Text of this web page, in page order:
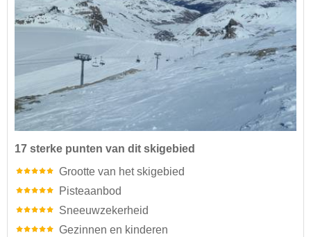
17 sterke punten van dit skigebied
Grootte van het skigebied
Pisteaanbod
Sneeuwzekerheid
Gezinnen en kinderen